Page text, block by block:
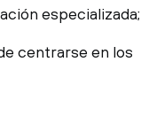
especializada;
centrarse en los